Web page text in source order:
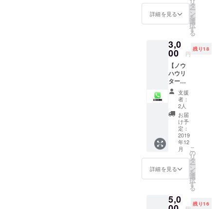
週末
に、一
緒にDIY
す。 イ
ンパク
トドラ
イ
バー、
丸ノ
コ、カ
ンナ、
あらゆ
る工具
を使っ
てリノ
ベー
ション
の助手
をして
頂きま
ト成立
後、非
詳細を見る
リ
タ
ー
ン
を
選
択
す
る
3,0
00 円
残り18
【ノウ
ハウリ
ター
ン】悩
み相談
受けま
す。
DIYにつ
いて。
2拠点生
活につ
いて。
田舎暮
らしに
つい
でも、
どんな
支援
者：
2人
お届
け予
定：
2019
年12
月
詳細を見る
こ
の
リ
タ
ー
ン
を
選
択
す
る
5,0 残り16